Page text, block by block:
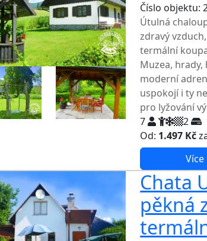
Číslo objektu:
Útulná
zdravý
termální
Muzea,
moderní
uspokojí i ty
pro lyžování
7
2
Od: 1.497 Kč
Chata
pěkná